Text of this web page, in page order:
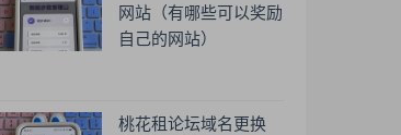
网站（有哪些可以奖励
自己的网站）
桃花租论坛域名更换